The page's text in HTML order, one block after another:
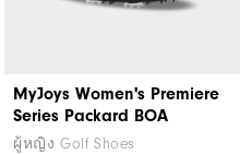
MyJoys Women's Premiere
Series Packard BOA
ผู้หญิง Golf Shoes